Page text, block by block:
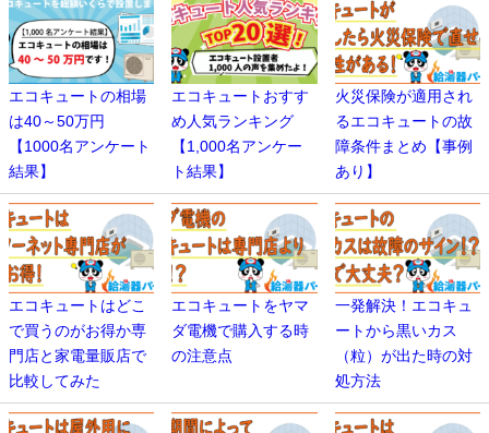
エコキュートの相場
は40～50万円
【1000名アンケート
結果】
エコキュートおすす
め人気ランキング
【1,000名アンケー
ト結果】
火災保険が適用され
るエコキュートの故
障条件まとめ【事例
あり】
エコキュートはどこ
で買うのがお得か専
門店と家電量販店で
比較してみた
エコキュートをヤマ
ダ電機で購入する時
の注意点
一発解決！エコキュ
ートから黒いカス
（粒）が出た時の対
処方法